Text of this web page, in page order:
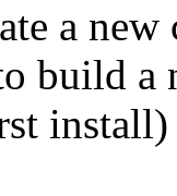
a
build